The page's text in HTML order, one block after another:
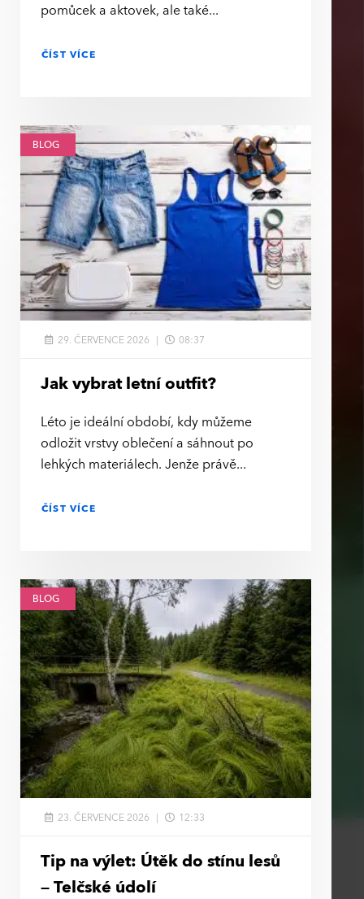
pomůcek a aktovek, ale také
ČÍST VÍCE
BLOG
Jak vybrat letní outfit?
Léto je ideální období, kdy můžeme
odložit vrstvy oblečení a sáhnout po
lehkých materiálech. Jenže právě
ČÍST VÍCE
29. ČERVENCE 2026 08:37
BLOG
Tip na výlet: Útěk do stínu lesů
– Telčské údolí
23. ČERVENCE 2026 12:33